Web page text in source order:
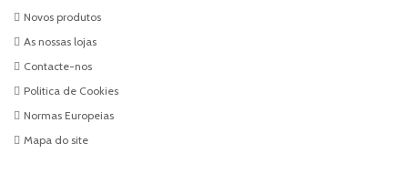
Novos produtos
As nossas lojas
Contacte-nos
Politica de Cookies
Normas Europeias
Mapa do site